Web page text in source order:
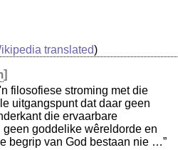
translated)
]
filosofiese stroming met die
uitgangspunt dat daar geen
die ervaarbare
goddelike wêreldorde en
begrip van God bestaan nie …”